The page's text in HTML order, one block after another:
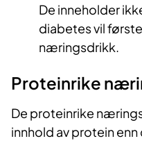
De inneholder
diabetes vil
næringsdrikk.
Proteinrike
De proteinrike
innhold av protein